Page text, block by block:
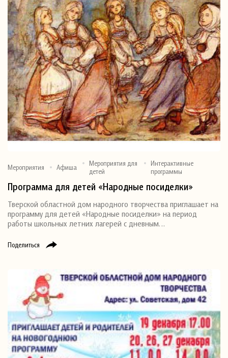
Поделиться
Мероприятия Афиша
Мероприятия для
детей
Интерактивные
программы
Программа для детей «Народные посиделки»
Тверской областной дом народного творчества приглашает на
программу для детей «Народные посиделки» на период
работы школьных летних лагерей с дневным…